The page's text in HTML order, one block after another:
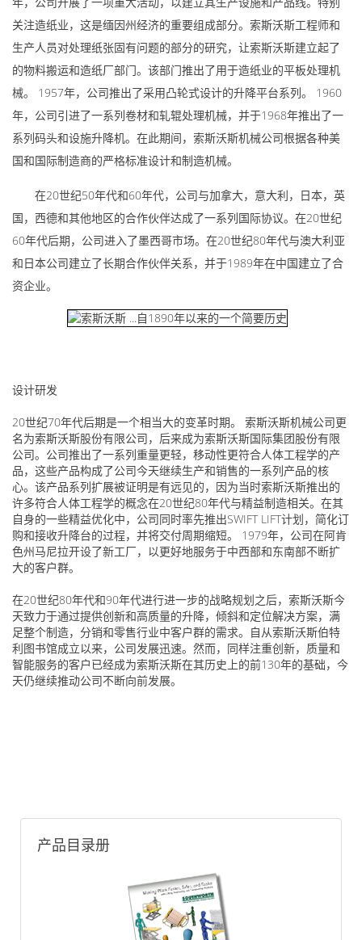
关注造纸业，这是缅因州经济的重要组成部分。索斯沃斯工程师和
生产人员对处理纸张固有问题的部分的研究，让索斯沃斯建立起了
的物料搬运和造纸厂部门。该部门推出了用于造纸业的平板处理机
械。 1957年，公司推出了采用凸轮式设计的升降平台系列。 1960
年，公司引进了一系列卷材和轧辊处理机械，并于1968年推出了一
系列码头和设施升降机。在此期间，索斯沃斯机械公司根据各种美
国和国际制造商的严格标准设计和制造机械。
在20世纪50年代和60年代，公司与加拿大，意大利，日本，英
国，西德和其他地区的合作伙伴达成了一系列国际协议。在20世纪
60年代后期，公司进入了墨西哥市场。在20世纪80年代与澳大利亚
和日本公司建立了长期合作伙伴关系，并于1989年在中国建立了合
资企业。
设计研发
20世纪70年代后期是一个相当大的变革时期。 索斯沃斯机械公司更
名为索斯沃斯股份有限公司，后来成为索斯沃斯国际集团股份有限
公司。公司推出了一系列重量更轻，移动性更符合人体工程学的产
品，这些产品构成了公司今天继续生产和销售的一系列产品的核
心。该产品系列扩展被证明是有远见的，因为当时索斯沃斯推出的
许多符合人体工程学的概念在20世纪80年代与精益制造相关。在其
自身的一些精益优化中，公司同时率先推出SWIFT LIFT计划，简化订
购和接收升降台的过程，并将交付周期缩短。 1979年，公司在阿肯
色州马尼拉开设了新工厂，以更好地服务于中西部和东南部不断扩
大的客户群。
在20世纪80年代和90年代进行进一步的战略规划之后，索斯沃斯今
天致力于通过提供创新和高质量的升降，倾斜和定位解决方案，满
足整个制造，分销和零售行业中客户群的需求。自从索斯沃斯伯特
利图书馆成立以来，公司发展迅速。然而，同样注重创新，质量和
智能服务的客户已经成为索斯沃斯在其历史上的前130年的基础，今
天仍继续推动公司不断向前发展。
产品目录册